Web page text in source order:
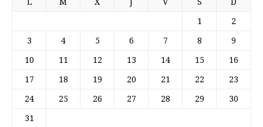
1 2
3 4 5 6 7 8 9
10 11 12 13 14 15 16
17 18 19 20 21 22 23
24 25 26 27 28 29 30
31